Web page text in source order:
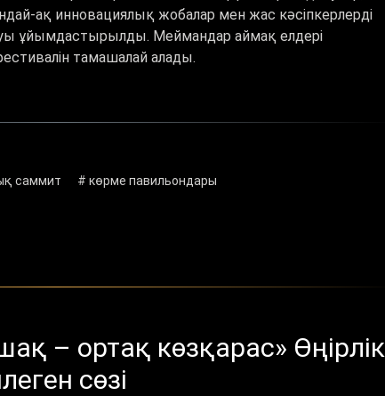
ақ инновациялық жобалар мен жас кәсіпкерлерді
ұйымдастырылды. Меймандар аймақ елдері
тамашалай алады.
саммит # көрме павильондары
– ортақ көзқарас» Өңірлік
сөзі